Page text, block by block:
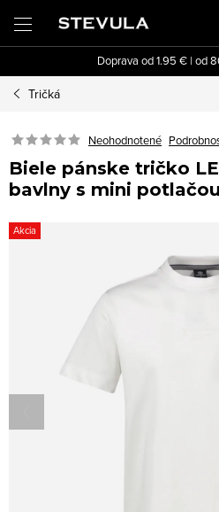
obsah
Doprava od 1.95 € | od
Tričká
Neohodnotené
Biele pánske tričko
bavlny s mini potlačou
Akcia